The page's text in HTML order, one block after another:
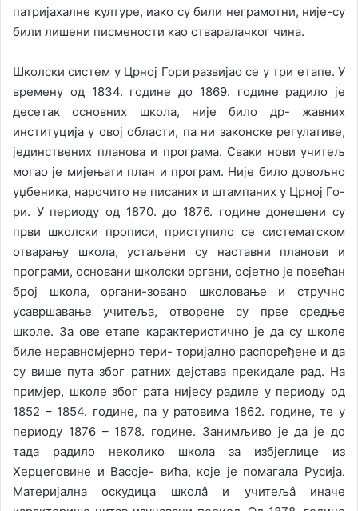
патријахалне културе, иако су били неграмотни, није-су
били лишени писмености као стваралачког чина.
Школски систем у Црној Гори развијао се у три етапе. У
времену од 1834. године до 1869. године радило је
десетак основних школа, није било др- жавних
институција у овој области, па ни законске регулативе,
јединствених планова и програма. Сваки нови учитељ
могао је мијењати план и програм. Није било довољно
уџбеника, нарочито не писаних и штампаних у Црној Го-
ри. У периоду од 1870. до 1876. године донешени су
први школски прописи, приступило се систематском
отварању школа, устаљени су наставни планови и
програми, основани школски органи, осјетно је повећан
број школа, органи-зовано школовање и стручно
усавршавање учитеља, отворене су прве средње
школе. За ове етапе карактеристично је да су школе
биле неравномјерно тери- торијално распоређене и да
су више пута због ратних дејстава прекидале рад. На
примјер, школе због рата нијесу радиле у периоду од
1852 – 1854. године, па у ратовима 1862. године, те у
периоду 1876 – 1878. године. Занимљиво је да је до
тада радило неколико школа за избјеглице из
Херцеговине и Васоје- вића, које је помагала Русија.
Материјална оскудица школâ и учитељâ иначе